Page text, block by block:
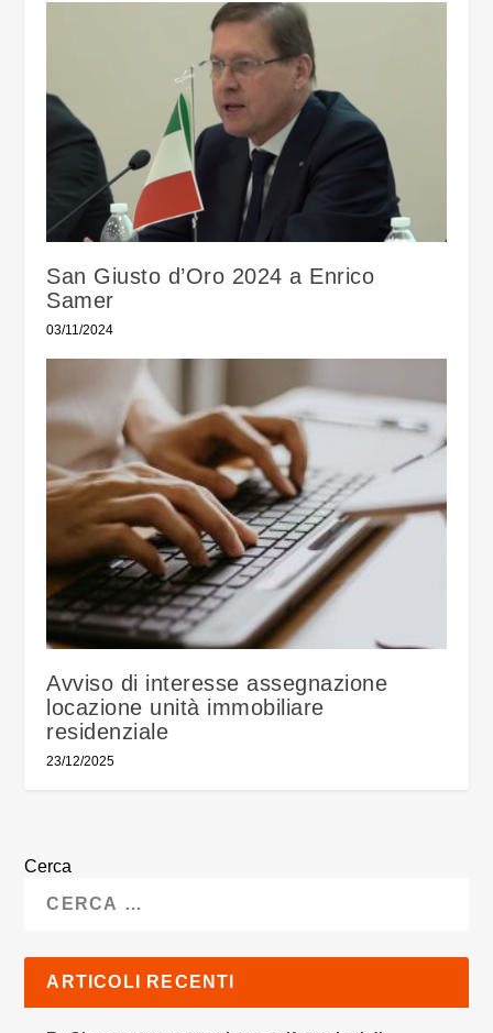
San Giusto d’Oro 2024 a Enrico
Samer
03/11/2024
Avviso di interesse assegnazione
locazione unità immobiliare
residenziale
23/12/2025
Cerca
ARTICOLI RECENTI